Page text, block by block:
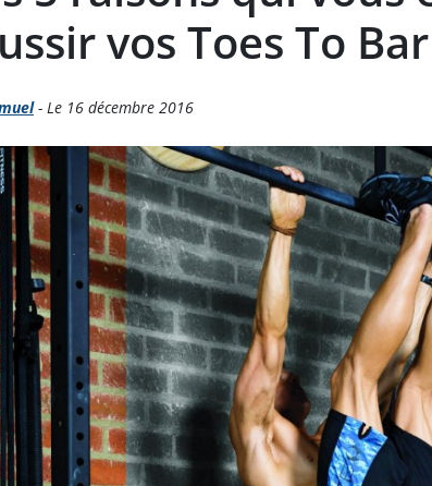
vos Toes To
- Le 16 décembre 2016